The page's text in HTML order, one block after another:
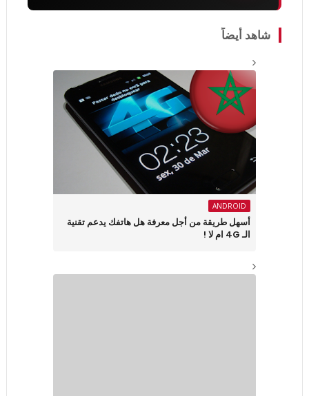
شاهد أيضاً
ANDROID
أسهل طريقة من أجل معرفة هل هاتفك يدعم تقنية
الـ 4G ام لا !